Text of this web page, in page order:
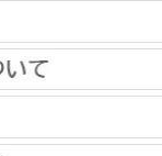
ます。
金引換、楽天ペイ
ビニ決済、PayPayオ
いて】
ておりません。
たしている場合は